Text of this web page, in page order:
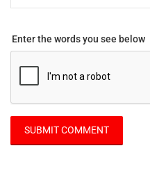
Enter the words you see below